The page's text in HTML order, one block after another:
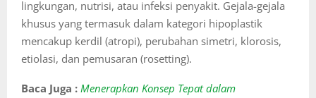
lingkungan, nutrisi, atau infeksi penyakit. Gejala-gejala
khusus yang termasuk dalam kategori hipoplastik
mencakup kerdil (atropi), perubahan simetri, klorosis,
etiolasi, dan pemusaran (rosetting).
Baca Juga : Menerapkan Konsep Tepat dalam